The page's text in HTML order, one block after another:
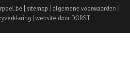
| sitemap algemene voorwaarden
| website door DORST